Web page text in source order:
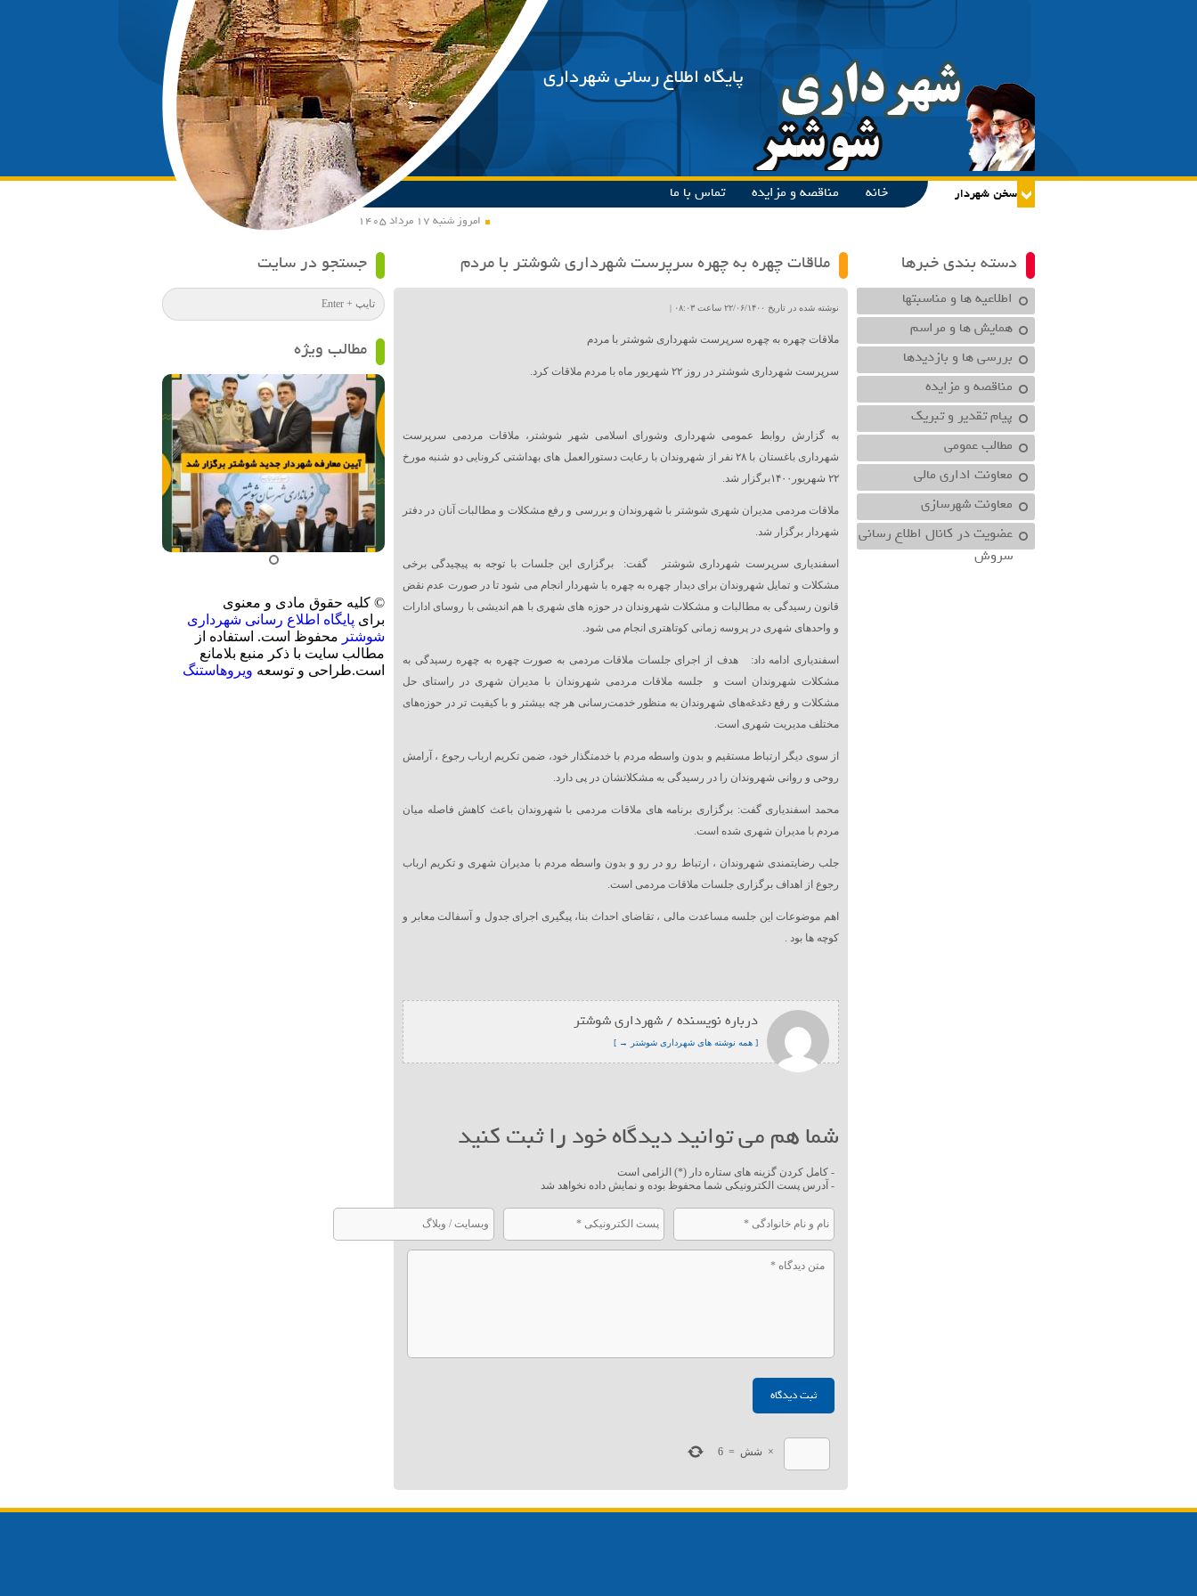
پایگاه اطلاع رسانی شهرداری
امروز شنبه ۱۷ مرداد ۱۴۰۵
خانه مناقصه و مزایده تماس با ما
دسته بندی خبرها
اطلاعیه ها و مناسبتها
همایش ها و مراسم
بررسی ها و بازدیدها
مناقصه و مزایده
پیام تقدیر و تبریک
مطالب عمومی
معاونت اداري مالي
معاونت شهرسازي
عضویت در کانال اطلاع رسانی
سروش
ملاقات چهره به چهره سرپرست شهرداری شوشتر با مردم
نوشته شده در تاریخ ۲۲/۰۶/۱۴۰۰ ساعت ۰۸:۰۳ |
ملاقات چهره به چهره سرپرست شهرداری شوشتر با مردم
سرپرست شهرداری شوشتر در روز ۲۲ شهریور ماه با مردم ملاقات کرد.
به گزارش روابط عمومی شهرداری وشورای اسلامی شهر شوشتر، ملاقات مردمی سرپرست
شهرداری باغستان با ۲۸ نفر از شهروندان با رعایت دستورالعمل های بهداشتی کرونایی دو شنبه مورخ
۲۲ شهریور۱۴۰۰برگزار شد.
ملاقات مردمی مدیران شهری شوشتر با شهروندان و بررسی و رفع مشکلات و مطالبات آنان در دفتر
شهردار برگزار شد.
اسفندیاری سرپرست شهرداری شوشتر گفت: برگزاری این جلسات با توجه به پیچیدگی برخی
مشکلات و تمایل شهروندان برای دیدار چهره به چهره با شهردار انجام می شود تا در صورت عدم نقض
قانون رسیدگی به مطالبات و مشکلات شهروندان در حوزه های شهری با هم اندیشی با روسای ادارات
و واحدهای شهری در پروسه زمانی کوتاهتری انجام می شود.
اسفندیاری ادامه داد: هدف از اجرای جلسات ملاقات مردمی به صورت چهره به چهره رسیدگی به
مشکلات شهروندان است و جلسه ملاقات مردمی شهروندان با مدیران شهری در راستای حل
مشکلات و رفع دغدغه‌های شهروندان به منظور خدمت‌رسانی هر چه بیشتر و با کیفیت تر در حوزه‌های
مختلف مدیریت ‌شهری است.
از سوی دیگر ارتباط مستقیم و بدون واسطه مردم با خدمتگذار خود، ضمن تکریم ارباب رجوع ، آرامش
روحی و روانی شهروندان را در رسیدگی به مشکلاتشان در پی دارد.
محمد اسفندیاری گفت: برگزاری برنامه های ملاقات مردمی با شهروندان باعث کاهش فاصله میان
مردم با مدیران شهری شده است.
جلب رضایتمندی شهروندان ، ارتباط رو در رو و بدون واسطه مردم با مدیران شهری و تکریم ارباب
رجوع از اهداف برگزاری جلسات ملاقات مردمی است.
اهم موضوعات این جلسه مساعدت مالی ، تقاضای احداث بنا، پیگیری اجرای جدول و آسفالت معابر و
کوچه ها بود .
درباره نویسنده / شهرداری شوشتر
[ همه نوشته های شهرداری شوشتر → ]
شما هم می توانید دیدگاه خود را ثبت کنید
- کامل کردن گزینه های ستاره دار (*) الزامی است
- آدرس پست الکترونیکی شما محفوظ بوده و نمایش داده نخواهد شد
× شش =
6
جستجو در سایت
مطالب ویژه
© کلیه حقوق مادی و معنوی
برای پایگاه اطلاع رسانی شهرداری
شوشتر محفوظ است. استفاده از
مطالب سایت با ذکر منبع بلامانع
است.طراحی و توسعه ویروهاستنگ